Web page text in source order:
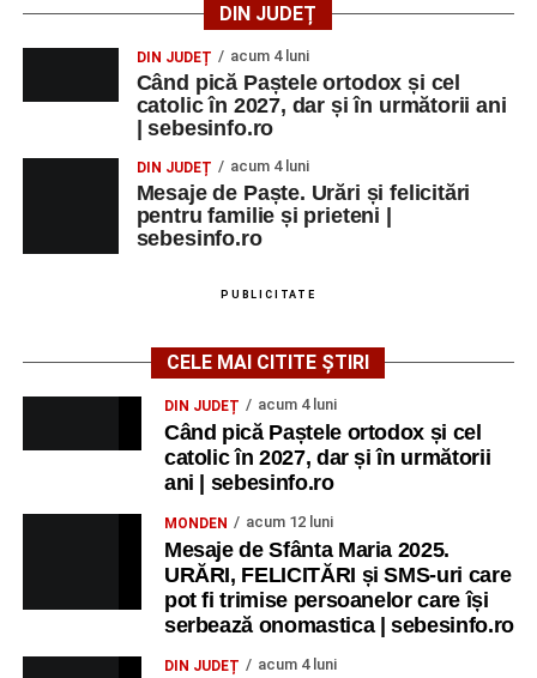
DIN JUDEȚ
DIN JUDEȚ acum 4 luni
Când pică Paștele ortodox și cel
catolic în 2027, dar și în următorii ani
| sebesinfo.ro
DIN JUDEȚ acum 4 luni
Mesaje de Paște. Urări și felicitări
pentru familie și prieteni |
sebesinfo.ro
PUBLICITATE
CELE MAI CITITE ȘTIRI
DIN JUDEȚ acum 4 luni
Când pică Paștele ortodox și cel
catolic în 2027, dar și în următorii
ani | sebesinfo.ro
MONDEN acum 12 luni
Mesaje de Sfânta Maria 2025.
URĂRI, FELICITĂRI și SMS-uri care
pot fi trimise persoanelor care își
serbează onomastica | sebesinfo.ro
DIN JUDEȚ acum 4 luni